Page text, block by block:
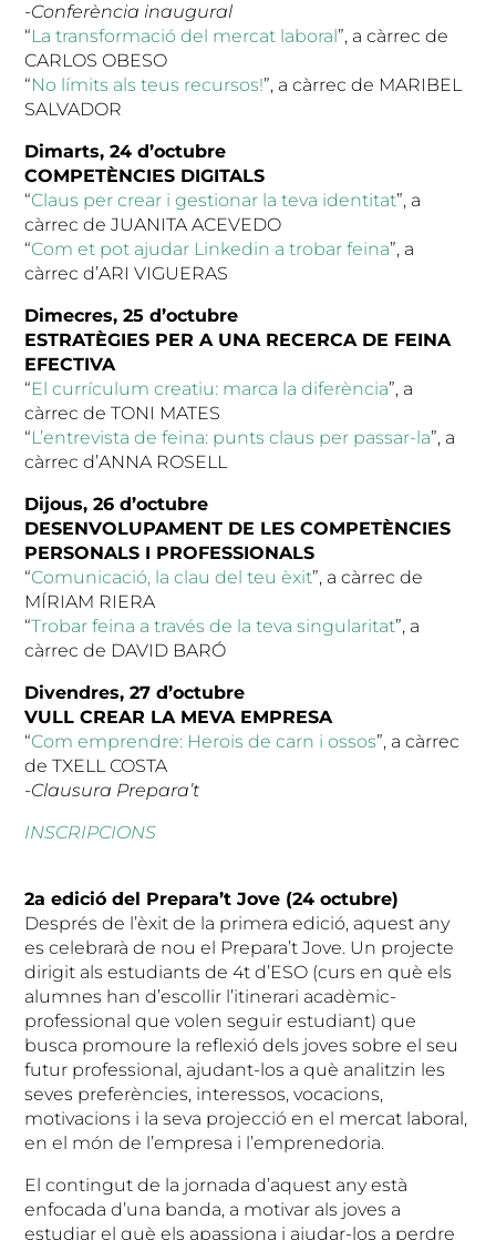
-Conferència inaugural
“La transformació del mercat laboral ”, a càrrec de
CARLOS OBESO
“No límits als teus recursos!”, a càrrec de MARIBEL
SALVADOR
Dimarts, 24 d’octubre
COMPETÈNCIES DIGITALS
“Claus per crear i gestionar la teva identitat”, a
càrrec de JUANITA ACEVEDO
“Com et pot ajudar Linkedin a trobar feina”, a
càrrec d’ARI VIGUERAS
Dimecres, 25 d’octubre
ESTRATÈGIES PER A UNA RECERCA DE FEINA
EFECTIVA
“El currículum creatiu: marca la diferència”, a
càrrec de TONI MATES
“L’entrevista de feina: punts claus per passar-la”, a
càrrec d’ANNA ROSELL
Dijous, 26 d’octubre
DESENVOLUPAMENT DE LES COMPETÈNCIES
PERSONALS I PROFESSIONALS
“Comunicació, la clau del teu èxit”, a càrrec de
MÍRIAM RIERA
“Trobar feina a través de la teva singularitat”, a
càrrec de DAVID BARÓ
Divendres, 27 d’octubre
VULL CREAR LA MEVA EMPRESA
“Com emprendre: Herois de carn i ossos”, a càrrec
de TXELL COSTA
-Clausura Prepara’t
INSCRIPCIONS
2a edició del Prepara’t Jove (24 octubre)
Després de l’èxit de la primera edició, aquest any
es celebrarà de nou el Prepara’t Jove. Un projecte
dirigit als estudiants de 4t d’ESO (curs en què els
alumnes han d’escollir l’itinerari acadèmic-
professional que volen seguir estudiant) que
busca promoure la reflexió dels joves sobre el seu
futur professional, ajudant-los a què analitzin les
seves preferències, interessos, vocacions,
motivacions i la seva projecció en el mercat laboral,
en el món de l’empresa i l’emprenedoria.
El contingut de la jornada d’aquest any està
enfocada d’una banda, a motivar als joves a
estudiar el què els apassiona i ajudar-los a perdre